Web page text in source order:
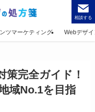
相談する
ツマーケティング Webデザ
策完全ガイド！
域No.1を目指